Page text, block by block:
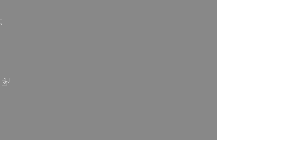
(внешняя ссылка)